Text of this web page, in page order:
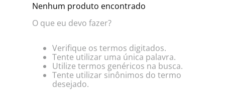
Nenhum produto encontrado
O que eu devo fazer?
Verifique os termos digitados.
Tente utilizar uma única palavra.
Utilize termos genéricos na busca.
Tente utilizar sinônimos do termo
desejado.